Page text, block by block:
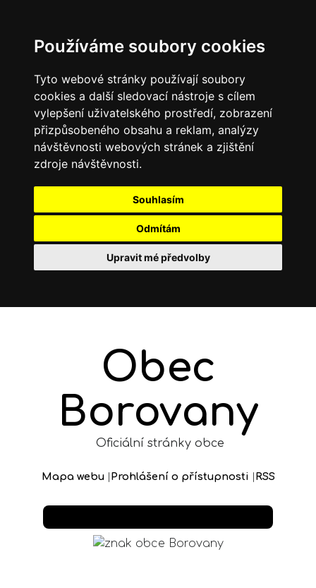
Používáme soubory cookies
Tyto webové stránky používají soubory
cookies a další sledovací nástroje s cílem
vylepšení uživatelského prostředí, zobrazení
přizpůsobeného obsahu a reklam, analýzy
návštěvnosti webových stránek a zjištění
zdroje návštěvnosti.
Souhlasím
Odmítám
Upravit mé předvolby
Obec
Borovany
Oficiální stránky obce
Mapa webu |Prohlášení o přístupnosti |RSS